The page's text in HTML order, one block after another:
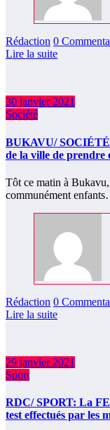
Rédaction 0
Lire la suite
30 janvier 2021
Société
BUKAVU/ SOCIÉTÉ
de la ville de prendre
Tôt ce matin à
communément
Rédaction 0
Lire la suite
29 janvier 2021
Sport
RDC/ SPORT: La
test effectués par les